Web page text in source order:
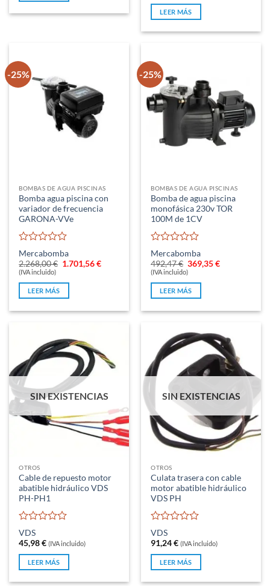
era:
316,91 €.
LEER MÁS
-25%
BOMBAS DE AGUA PISCINAS
Bomba agua piscina con
variador de frecuencia
GARONA-VVe
Valorado
con
0
Mercabomba
2.268,00€ El
precio
era:
1.701,56€El
(IVA incluido)
LEER MÁS
-25%
BOMBAS DE AGUA PISCINAS
Bomba de agua piscina
monofásica 230v TOR
100M de 1CV
Valorado
con
0
Mercabomba
492,47€ El
precio
era:
492,47 €.
369,35€El
(IVA incluido)
LEER MÁS
SIN EXISTENCIAS
OTROS
Cable de repuesto motor
abatible hidráulico VDS
PH-PH1
Valorado
con
0
de
5
VDS
45,98€ (IVA incluido)
LEER MÁS
SIN EXISTENCIAS
OTROS
Culata trasera con cable
motor abatible hidráulico
VDS PH
Valorado
con
0
de
5
VDS
91,24€ (IVA incluido)
LEER MÁS